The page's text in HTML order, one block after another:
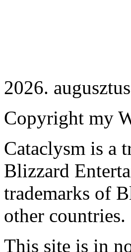
2026.
Copyright my
Cataclysm is a
Blizzard
trademarks of
other countries.
This site is in